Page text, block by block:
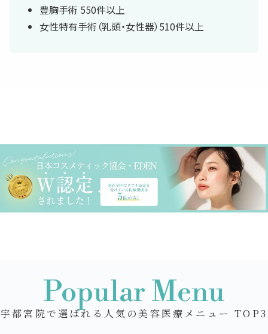
豊胸手術 550件以上
女性特有手術（乳頭・女性器）510件以上
Popular Menu
宇都宮院で選ばれる人気の美容医療メニュー TOP3